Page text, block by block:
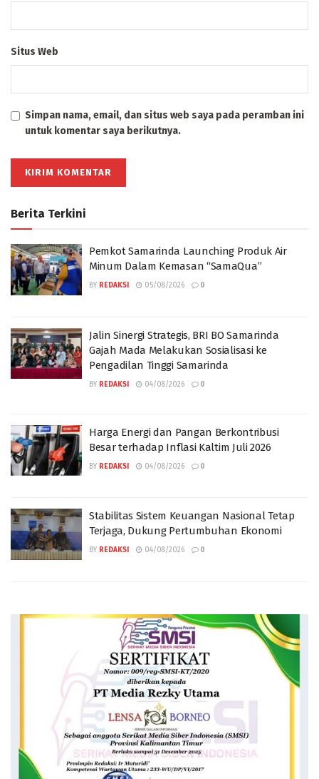
Situs Web
Simpan nama, email, dan situs web saya pada peramban ini
untuk komentar saya berikutnya.
Berita Terkini
Pemkot Samarinda Launching Produk Air
Minum Dalam Kemasan “SamaQua”
BY REDAKSI 05/08/2026 0
Jalin Sinergi Strategis, BRI BO Samarinda
Gajah Mada Melakukan Sosialisasi ke
Pengadilan Tinggi Samarinda
BY REDAKSI 04/08/2026 0
Harga Energi dan Pangan Berkontribusi
Besar terhadap Inflasi Kaltim Juli 2026
BY REDAKSI 04/08/2026 0
Stabilitas Sistem Keuangan Nasional Tetap
Terjaga, Dukung Pertumbuhan Ekonomi
BY REDAKSI 04/08/2026 0